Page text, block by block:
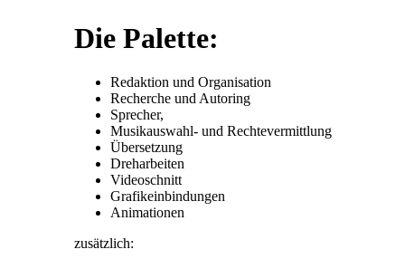
Die Palette:
Redaktion und Organisation
Recherche und Autoring
Sprecher,
Musikauswahl- und Rechtevermittlung
Übersetzung
Dreharbeiten
Videoschnitt
Grafikeinbindungen
Animationen
zusätzlich: